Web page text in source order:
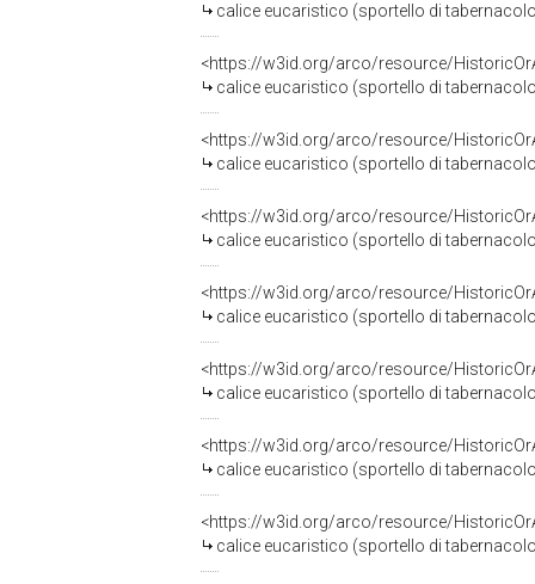
calice eucaristico (sportello di
<https://w3id.org/arco/resource/
calice eucaristico (sportello di
<https://w3id.org/arco/resource/
calice eucaristico (sportello di
<https://w3id.org/arco/resource/
calice eucaristico (sportello di
<https://w3id.org/arco/resource/
calice eucaristico (sportello di
<https://w3id.org/arco/resource/
calice eucaristico (sportello di
<https://w3id.org/arco/resource/
calice eucaristico (sportello di
<https://w3id.org/arco/resource/
calice eucaristico (sportello di